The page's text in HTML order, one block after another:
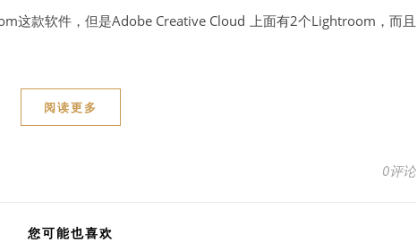
这款软件，但是Adobe Creative Cloud 上面有2个Lightroom，而且
阅读更多
0评论
您可能也喜欢